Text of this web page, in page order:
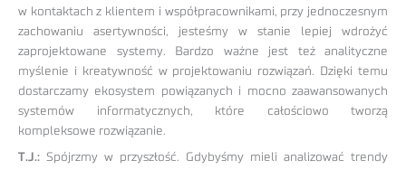
w kontaktach z klientem i współpracownikami, przy jednoczesnym
zachowaniu asertywności, jesteśmy w stanie lepiej wdrożyć
zaprojektowane systemy. Bardzo ważne jest też analityczne
myślenie i kreatywność w projektowaniu rozwiązań. Dzięki temu
dostarczamy ekosystem powiązanych i mocno zaawansowanych
systemów informatycznych, które całościowo tworzą
kompleksowe rozwiązanie.
T.J.: Spójrzmy w przyszłość. Gdybyśmy mieli analizować trendy